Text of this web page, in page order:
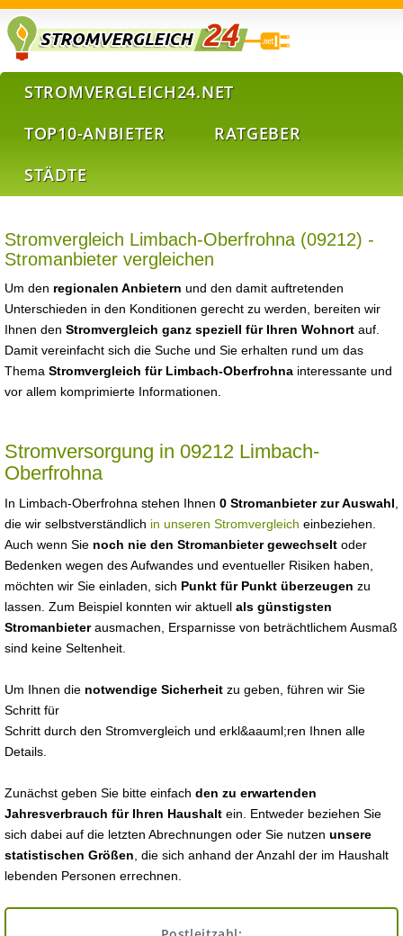
STROMVERGLEICH24.NET
TOP10-ANBIETER
RATGEBER
STÄDTE
Stromvergleich Limbach-Oberfrohna (09212) -
Stromanbieter vergleichen
Um den regionalen Anbietern und den damit auftretenden
Unterschieden in den Konditionen gerecht zu werden, bereiten wir
Ihnen den Stromvergleich ganz speziell für Ihren Wohnort auf.
Damit vereinfacht sich die Suche und Sie erhalten rund um das
Thema Stromvergleich für Limbach-Oberfrohna interessante und
vor allem komprimierte Informationen.
Stromversorgung in 09212 Limbach-
Oberfrohna
In Limbach-Oberfrohna stehen Ihnen 0 Stromanbieter zur Auswahl
die wir selbstverständlich in unseren Stromvergleich einbeziehen.
Auch wenn Sie noch nie den Stromanbieter gewechselt oder
Bedenken wegen des Aufwandes und eventueller Risiken haben,
möchten wir Sie einladen, sich Punkt für Punkt überzeugen zu
lassen. Zum Beispiel konnten wir aktuell als günstigsten
Stromanbieterausmachen, Ersparnisse von beträchtlichem Ausmaß
sind keine Seltenheit.
Um Ihnen die notwendige Sicherheit zu geben, führen wir Sie
Schritt für
Schritt durch den Stromvergleich und erkl&aauml;ren Ihnen alle
Details.
Zunächst geben Sie bitte einfach den zu erwartenden
Jahresverbrauch für Ihren Haushalt ein. Entweder beziehen Sie
sich dabei auf die letzten Abrechnungen oder Sie nutzen unsere
statistischen Größen , die sich anhand der Anzahl der im Haushalt
lebenden Personen errechnen.